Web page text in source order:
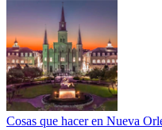
Cosas que hacer en Nueva